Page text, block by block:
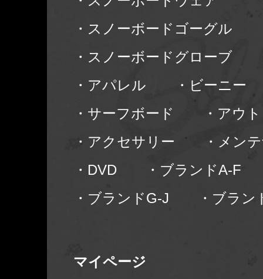
・スノーボードゴーグル
・スノーボードグローブ
・アパレル
・ビーニー
・サーフボード
・アウ
・アクセサリー
・メン
・DVD
・ブランドA-F
・ブランドG-J
・ブラン
マイページ